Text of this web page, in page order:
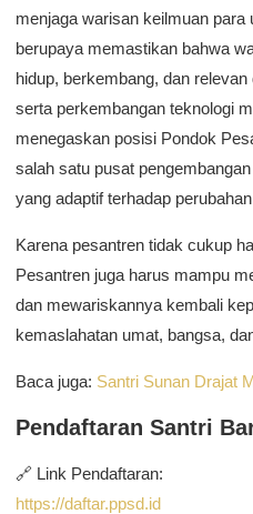
menjaga warisan keilmuan para
berupaya memastikan bahwa
hidup, berkembang, dan
serta perkembangan teknologi
menegaskan posisi Pondok
salah satu pusat
yang adaptif terhadap
Karena pesantren tidak cukup
Pesantren juga harus mampu
dan mewariskannya kembali
kemaslahatan umat, bangsa,
Baca juga: Santri Sunan Drajat
Pendaftaran Santri
🔗 Link Pendaftaran:
https://daftar.ppsd.id